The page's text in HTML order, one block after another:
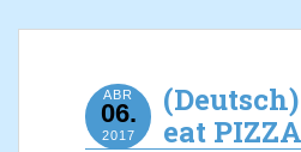
ABR
06.
2017
eat PIZZA